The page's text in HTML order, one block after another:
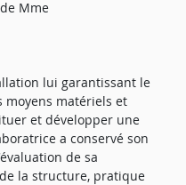
Mme
lui garantissant le
moyens matériels et
et développer une
a conservé son
de sa
la structure, pratique